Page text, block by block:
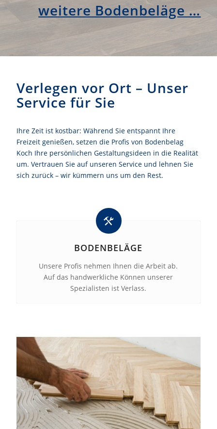
weitere Bodenbeläge …
Verlegen vor Ort – Unser
Service für Sie
Ihre Zeit ist kostbar: Während Sie entspannt Ihre
Freizeit genießen, setzen die Profis von Bodenbelag
Koch Ihre persönlichen Gestaltungsideen in die Realität
um. Vertrauen Sie auf unseren Service und lehnen Sie
sich zurück – wir kümmern uns um den Rest.
BODENBELÄGE
Unsere Profis nehmen Ihnen die Arbeit ab.
Auf das handwerkliche Können unserer
Spezialisten ist Verlass.